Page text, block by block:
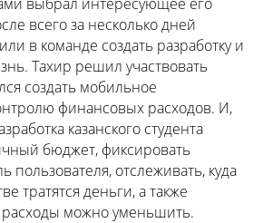
всего за несколько дней
в команде создать разработку и
Тахир решил участвовать
создать мобильное
финансовых расходов. И,
казанского студента
бюджет, фиксировать
пользователя, отслеживать, куда
тратятся деньги, а также
расходы можно уменьшить.